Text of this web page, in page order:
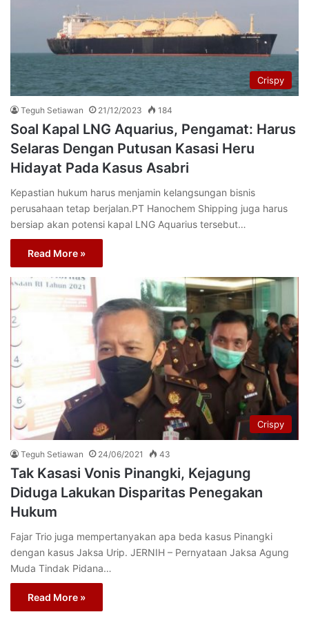
Crispy
Teguh Setiawan 21/12/2023 184
Soal Kapal LNG Aquarius, Pengamat: Harus
Selaras Dengan Putusan Kasasi Heru
Hidayat Pada Kasus Asabri
Kepastian hukum harus menjamin kelangsungan bisnis
perusahaan tetap berjalan.PT Hanochem Shipping juga harus
bersiap akan potensi kapal LNG Aquarius tersebut…
Read More »
Crispy
Teguh Setiawan 24/06/2021 43
Tak Kasasi Vonis Pinangki, Kejagung
Diduga Lakukan Disparitas Penegakan
Hukum
Fajar Trio juga mempertanyakan apa beda kasus Pinangki
dengan kasus Jaksa Urip. JERNIH – Pernyataan Jaksa Agung
Muda Tindak Pidana…
Read More »